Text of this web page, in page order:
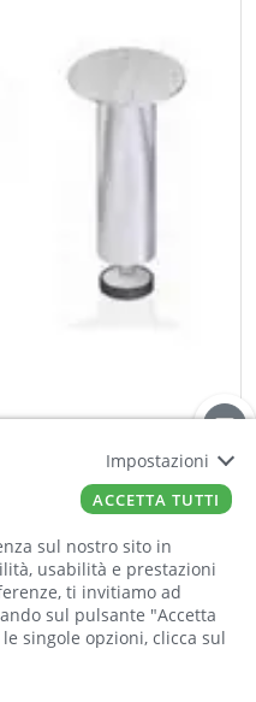
flangia diametro 60
satinato
sul nostro sito in
usabilità e prestazioni
ti invitiamo ad
sul pulsante "Accetta
singole opzioni, clicca sul
Impostazioni
ACCETTA TUTTI